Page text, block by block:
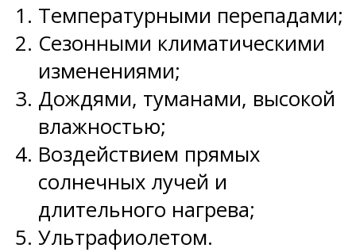
Температурными перепадами;
Сезонными климатическими
изменениями;
Дождями, туманами, высокой
влажностью;
Воздействием прямых
солнечных лучей и
длительного нагрева;
Ультрафиолетом.